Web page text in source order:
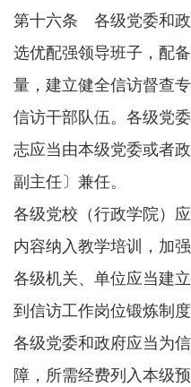
第十六条 各级党委和政
选优配强领导班子，配
量，建立健全信访督查
信访干部队伍。各级党
志应当由本级党委或者
副主任〕兼任。
各级党校（行政学院）
内容纳入教学培训，加
各级机关、单位应当建
到信访工作岗位锻炼制度
各级党委和政府应当为
障，所需经费列入本级预